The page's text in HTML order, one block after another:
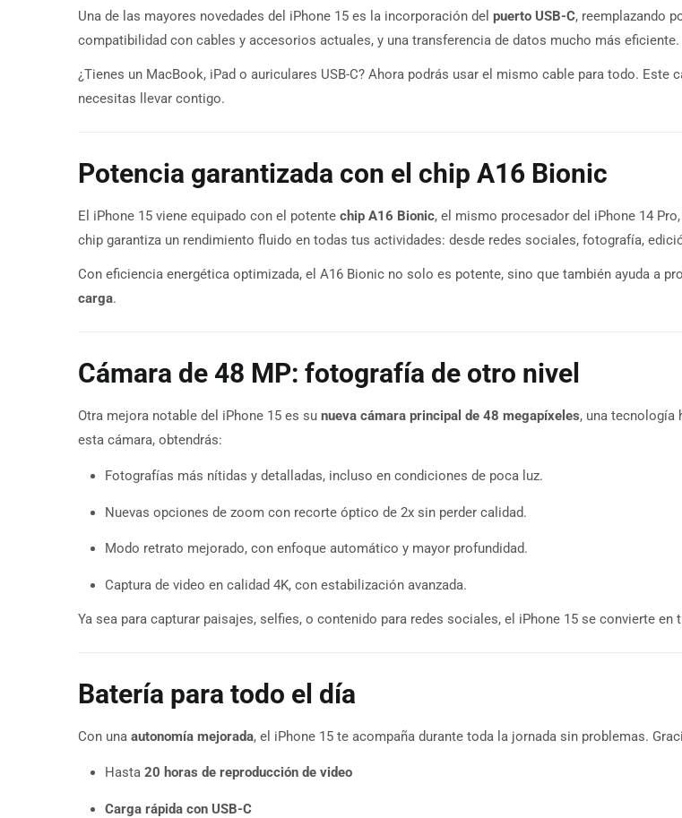
Una de las mayores novedades del iPhone 15 es la incorporación del puerto USB-C, reemplazando
compatibilidad con cables y accesorios actuales, y una transferencia de datos mucho más eficiente.
¿Tienes un MacBook, iPad o auriculares USB-C? Ahora podrás usar el mismo cable para todo.
necesitas llevar contigo.
Potencia garantizada con el chip A16 Bionic
El iPhone 15 viene equipado con el potente chip A16 Bionic, el mismo procesador del iPhone 14
chip garantiza un rendimiento fluido en todas tus actividades: desde redes sociales, fotografía,
Con eficiencia energética optimizada, el A16 Bionic no solo es potente, sino que también ayuda a
carga.
Cámara de 48 MP: fotografía de otro nivel
Otra mejora notable del iPhone 15 es su nueva cámara principal de 48 megapíxeles, una tecnología
esta cámara, obtendrás:
Fotografías más nítidas y detalladas, incluso en condiciones de poca luz.
Nuevas opciones de zoom con recorte óptico de 2x sin perder calidad.
Modo retrato mejorado, con enfoque automático y mayor profundidad.
Captura de video en calidad 4K, con estabilización avanzada.
Ya sea para capturar paisajes, selfies, o contenido para redes sociales, el iPhone 15 se convierte en
Batería para todo el día
Con una autonomía mejorada, el iPhone 15 te acompaña durante toda la jornada sin problemas.
Hasta 20 horas de reproducción de video
Carga rápida con USB-C